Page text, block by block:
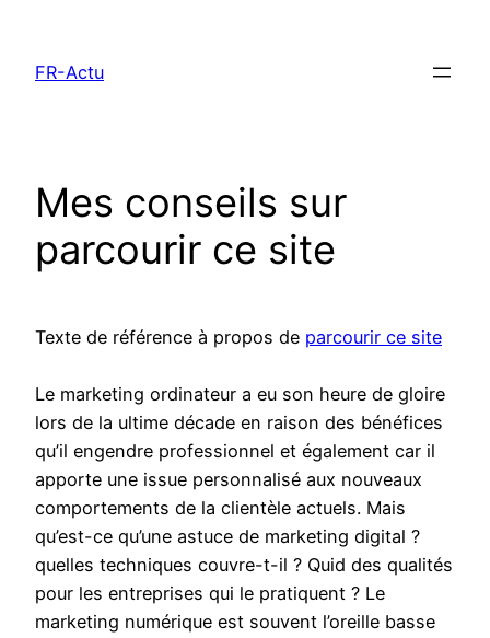
contenu
FR-Actu
Mes conseils sur
parcourir ce site
Texte de référence à propos de parcourir ce site
Le marketing ordinateur a eu son heure de gloire
lors de la ultime décade en raison des bénéfices
qu’il engendre professionnel et également car il
apporte une issue personnalisé aux nouveaux
comportements de la clientèle actuels. Mais
qu’est-ce qu’une astuce de marketing digital ?
quelles techniques couvre-t-il ? Quid des qualités
pour les entreprises qui le pratiquent ? Le
marketing numérique est souvent l’oreille basse